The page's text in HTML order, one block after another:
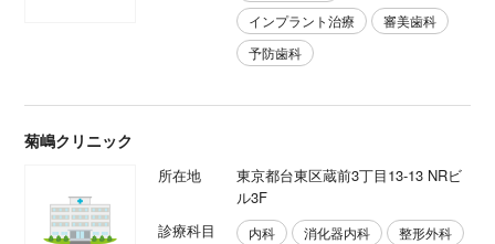
インプラント治療
審美歯科
予防歯科
菊嶋クリニック
所在地
東京都台東区蔵前3丁目13-13 NRビ
ル3F
診療科目
内科 消化器内科 整形外科